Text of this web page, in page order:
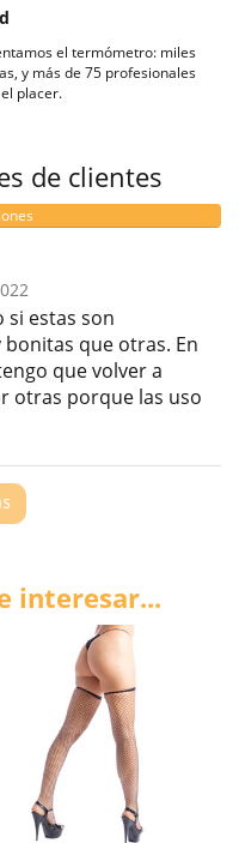
el termómetro: miles
y más de 75 profesionales
placer.
de clientes
si estas son
que otras. En
que volver a
otras porque las uso
interesar...